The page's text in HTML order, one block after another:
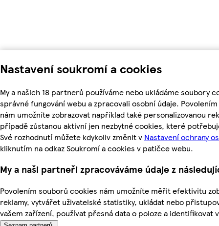
Nastavení soukromí a cookies
My a našich 18 partnerů používáme nebo ukládáme soubory
správné fungování webu a zpracovali osobní údaje.
nám umožníte zobrazovat například také personalizovanou
případě zůstanou aktivní jen nezbytné cookies, které
Své rozhodnutí můžete kdykoliv změnit v Nastavení ochrany
kliknutím na odkaz Soukromí a cookies v patičce webu.
My a naši partneři zpracováváme údaje z
Povolením souborů cookies nám umožníte měřit efektivitu
reklamy, vytvářet uživatelské statistiky, ukládat nebo
vašem zařízení, používat přesná data o poloze a identifikovat